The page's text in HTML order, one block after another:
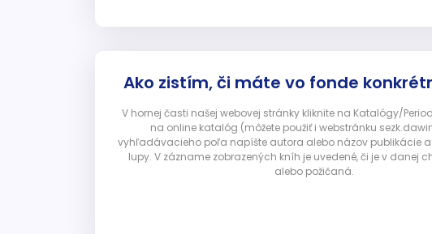
Ako zistím, či máte vo fonde
V hornej časti našej webovej stránky kliknite na Katalógy/
na online katalóg (môžete použiť i webstránku
vyhľadávacieho poľa napíšte autora alebo názov publikácie a
lupy. V zázname zobrazených kníh je uvedené, či je v danej
alebo požičaná.